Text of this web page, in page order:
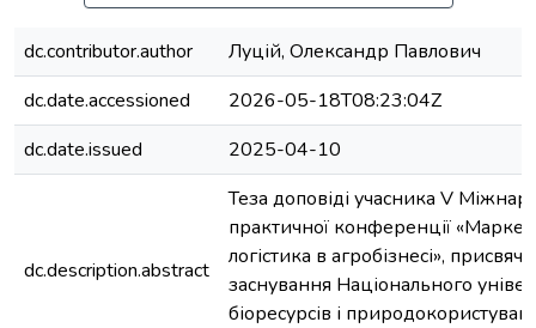
dc.contributor.author
Луцій, Олександр Павлович
dc.date.accessioned
2026-05-18T08:23:04Z
dc.date.issued
2025-04-10
dc.description.abstract
Теза доповіді учасника V
практичної конференції
логістика в агробізнесі»,
заснування Національного
біоресурсів і